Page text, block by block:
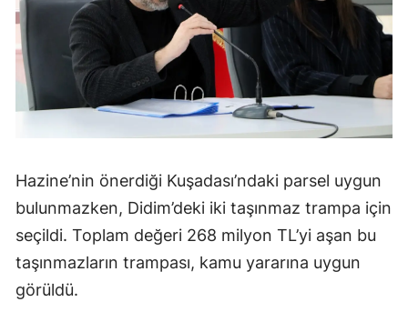
Hazine’nin önerdiği Kuşadası’ndaki parsel uygun
bulunmazken, Didim’deki iki taşınmaz trampa için
seçildi. Toplam değeri 268 milyon TL’yi aşan bu
taşınmazların trampası, kamu yararına uygun
görüldü.